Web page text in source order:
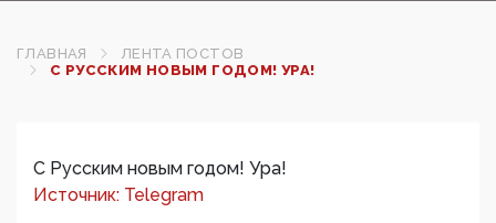
ГЛАВНАЯ
ЛЕНТА ПОСТОВ
С РУССКИМ НОВЫМ ГОДОМ! УРА!
С Русским новым годом! Ура!
Источник: Telegram